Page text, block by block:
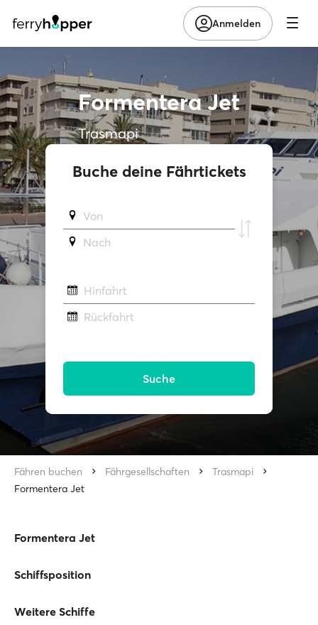
Anmelden
Formentera Jet
Trasmapi
Buche deine Fährtickets
Von
Νach
Hinfahrt
Rückfahrt
Suche
Fähren buchen Fährgesellschaften
Trasmapi
Formentera Jet
Formentera Jet
Schiffsposition
Weitere Schiffe